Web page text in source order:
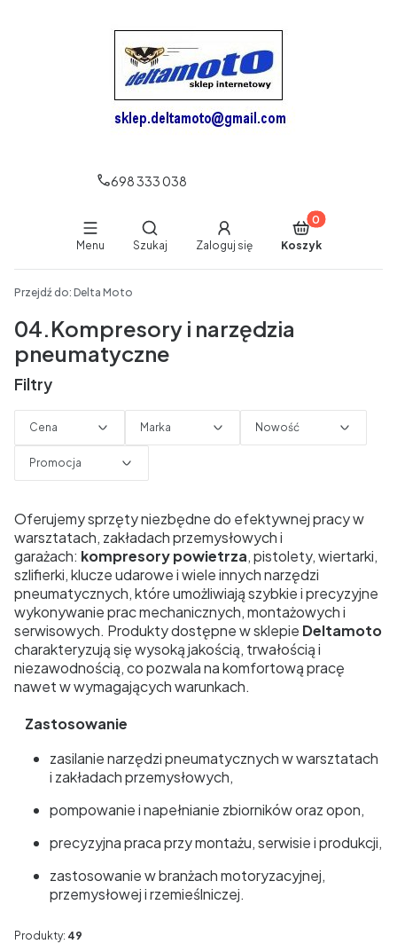
698 333 038
Menu
Otwórz wyszukiwarkę
Szukaj Zaloguj się
Produkty w
Koszyk
Przejdź do: Delta Moto
04.Kompresory i narzędzia
pneumatyczne
Filtry
Cena Marka Nowość
Promocja
Oferujemy sprzęty niezbędne do efektywnej pracy w
warsztatach, zakładach przemysłowych i
garażach: kompresory powietrza, pistolety, wiertarki,
szlifierki, klucze udarowe i wiele innych narzędzi
pneumatycznych, które umożliwiają szybkie i precyzyjne
wykonywanie prac mechanicznych, montażowych i
serwisowych. Produkty dostępne w sklepie Deltamoto
charakteryzują się wysoką jakością, trwałością i
niezawodnością, co pozwala na komfortową pracę
nawet w wymagających warunkach.
Zastosowanie
zasilanie narzędzi pneumatycznych w warsztatach
i zakładach przemysłowych,
pompowanie i napełnianie zbiorników oraz opon,
precyzyjna praca przy montażu, serwisie i produkcji,
zastosowanie w branżach motoryzacyjnej,
przemysłowej i rzemieślniczej.
Produkty: 49